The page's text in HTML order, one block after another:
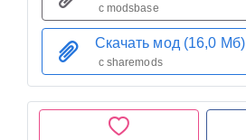
с modsbase
Скачать мод (16,0 Мб)
с sharemods